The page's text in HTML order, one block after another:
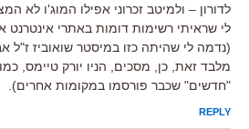
לדורון – ולמיטב זכרוני אפילו המוג'ו לא
לי שראיתי רשימות דומות באתרי אינטרנט
(נדמה לי שהיתה כזו במיסטר שואוביז ז"ל
מלבד זאת, כן, מסכים, הניו יורק טיימס,
"חדשים" שכבר פורסמו במקומות אחרים).
REPLY